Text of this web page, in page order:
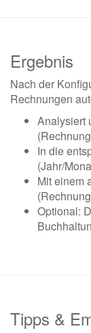
Ergebnis
Nach der
Rechnungen
Analysiert
In die
(Jahr/
Mit einem
Optional:
Tipps &